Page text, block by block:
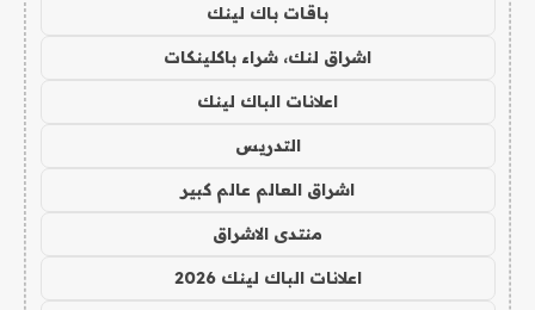
باقات باك لينك
اشراق لنك، شراء باكلينكات
اعلانات الباك لينك
التدريس
اشراق العالم عالم كبير
منتدى الاشراق
اعلانات الباك لينك 2026